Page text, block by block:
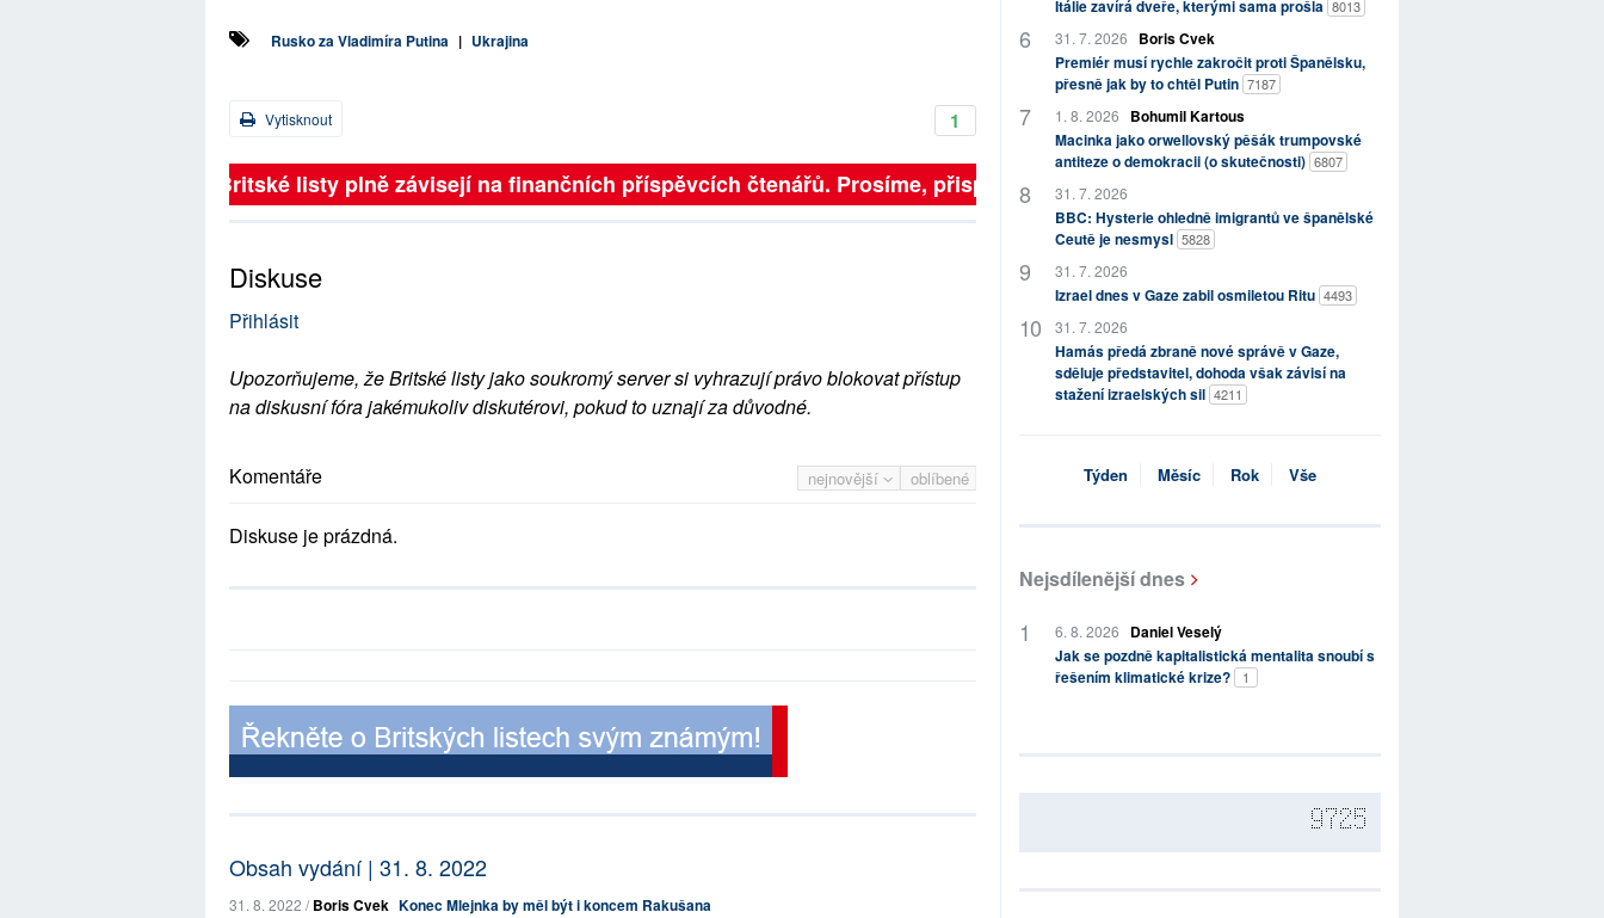
Rusko za Vladimíra Putina | Ukrajina
1
Vytisknout
Britské listy plně závisejí na finančních příspěvcích čtenářů. Prosíme, přispějte. ➥
Diskuse
Přihlásit
Upozorňujeme, že Britské listy jako soukromý server si vyhrazují právo blokovat přístup
na diskusní fóra jakémukoliv diskutérovi, pokud to uznají za důvodné.
nejnovější oblíbené
Komentáře
Diskuse je prázdná.
Obsah vydání | 31. 8. 2022
31. 8. 2022 /Boris Cvek Konec Mlejnka by měl být i koncem Rakušana
Itálie zavírá dveře, kterými sama prošla 8013
31. 7. 2026
Boris Cvek
Premiér musí rychle zakročit proti Španělsku,
přesně jak by to chtěl Putin 7187
1. 8. 2026
Bohumil Kartous
Macinka jako orwellovský pěšák trumpovské
antiteze o demokracii (o skutečnosti) 6807
31. 7. 2026
BBC: Hysterie ohledně imigrantů ve španělské
Ceutě je nesmysl 5828
31. 7. 2026
Izrael dnes v Gaze zabil osmiletou Ritu 4493
31. 7. 2026
Hamás předá zbraně nové správě v Gaze,
sděluje představitel, dohoda však závisí na
stažení izraelských sil 4211
Týden Měsíc Rok Vše
Nejsdílenější dnes
6. 8. 2026
Daniel Veselý
Jak se pozdně kapitalistická mentalita snoubí s
řešením klimatické krize?
1
9725